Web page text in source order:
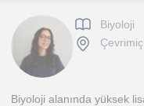
Biyoloji
Biyoloji alanında yüksek